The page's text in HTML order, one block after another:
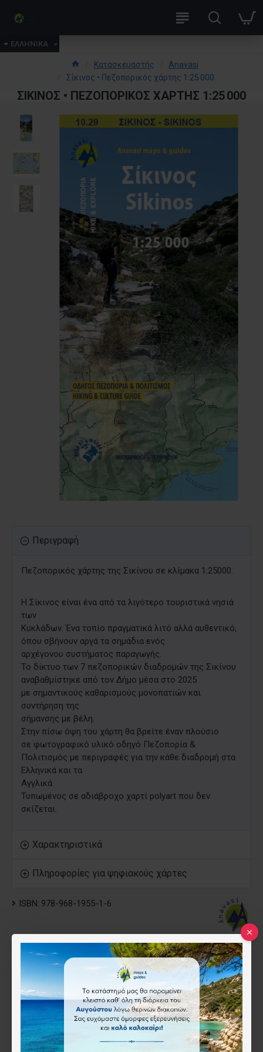
ΕΛΛΗΝΙΚΑ
Κατασκευαστής
Anavasi
Σίκινος • Πεζοπορικός χάρτης 1:25 000
ΣΊΚΙΝΟΣ • ΠΕΖΟΠΟΡΙΚΌΣ ΧΆΡΤΗΣ 1:25 000
Περιγραφή
Πεζοπορικός χάρτης της Σικίνου σε κλίμακα 1:25000.
Η Σίκινος είναι ένα από τα λιγότερο τουριστικά νησιά
των
Κυκλάδων. Ένα τοπίο πραγματικά λιτό αλλά αυθεντικό,
όπου σβήνουν αργά τα σημάδια ενός
αρχέγονου συστήματος παραγωγής.
Το δίκτυο των 7 πεζοπορικών διαδρομών της Σικίνου
αναβαθμίστηκε από τον Δήμο μέσα στο 2025
με σημαντικούς καθαρισμούς μονοπατιών και
συντήρηση της
σήμανσης με βέλη.
Στην πίσω όψη του χάρτη θα βρείτε έναν πλούσιο
σε φωτογραφικό υλικό οδηγό Πεζοπορία &
Πολιτισμός με περιγραφές για την κάθε διαδρομή στα
Ελληνικά και τα
Αγγλικά.
Τυπωμένος σε αδιάβροχο χαρτί polyart που δεν
σκίζεται.
Χαρακτηριστικά
Πληροφορίες για ψηφιακούς χάρτες
ISBN: 978-968-1955-1-6
Anavasi
6.50€
Έντυπος
Ψηφιακός (όχι για το app) (-1.50€)